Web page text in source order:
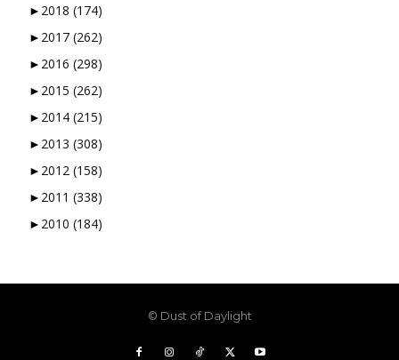
► 2018 (174)
► 2017 (262)
► 2016 (298)
► 2015 (262)
► 2014 (215)
► 2013 (308)
► 2012 (158)
► 2011 (338)
► 2010 (184)
© Dust of Daylight